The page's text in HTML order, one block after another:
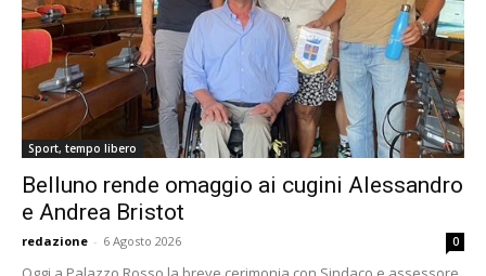
Sport, tempo libero
Belluno rende omaggio ai cugini Alessandro
e Andrea Bristot
redazione - 6 Agosto 2026 0